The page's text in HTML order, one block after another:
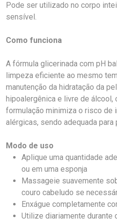
Pode ser utilizado no corpo
sensível.
Como funciona
A fórmula glicerinada com pH
limpeza eficiente ao mesmo
manutenção da hidratação da
hipoalergênica e livre de álcool,
formulação minimiza o risco de
alérgicas, sendo adequada
Modo de uso
Aplique uma quantidade
ou em uma esponja
Massageie suavemente
couro cabeludo se
Enxágue completamente
Utilize diariamente durante